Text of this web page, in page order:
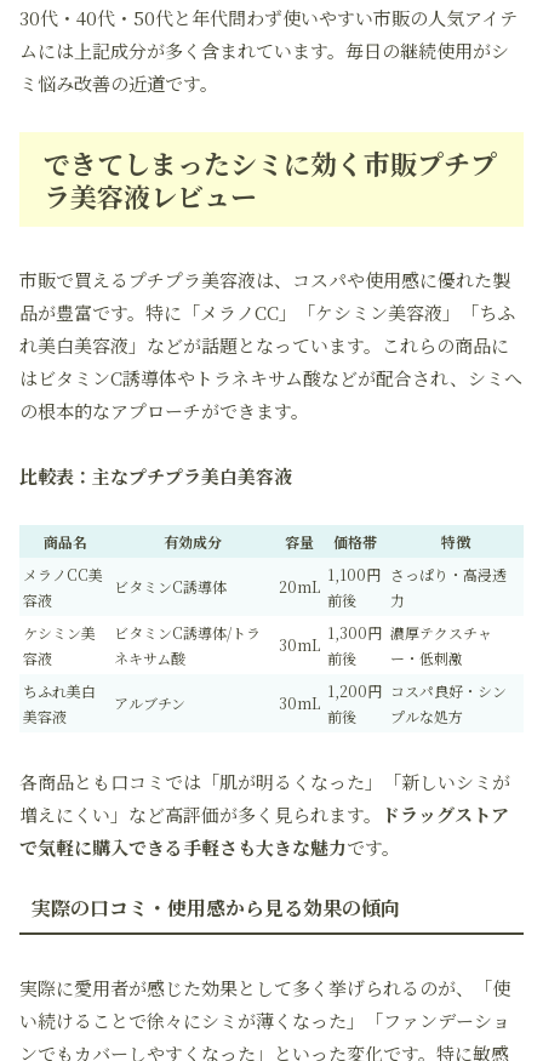
30代・40代・50代と年代問わず使いやすい市販の人気アイテ
ムには上記成分が多く含まれています。毎日の継続使用がシ
ミ悩み改善の近道です。
できてしまったシミに効く市販プチプ
ラ美容液レビュー
市販で買えるプチプラ美容液は、コスパや使用感に優れた製
品が豊富です。特に「メラノCC」「ケシミン美容液」「ちふ
れ美白美容液」などが話題となっています。これらの商品に
はビタミンC誘導体や トラネキサム酸などが配合され、シミへ
の根本的なアプローチができます。
比較表：主なプチプラ美白美容液
商品名 有効成分 容量 価格帯
特徴
メラノCC美
容液
ビタミンC誘導体 20mL
1,100円
前後
さっぱり・高浸透
力
ケシミン美
容液
ビタミンC誘導体/トラ
ネキサム酸
30mL
1,300円
前後
濃厚テクスチャ
ー・低刺激
ちふれ美白
美容液
アルブチン 30mL
1,200円
前後
コスパ良好・シン
プルな処方
各商品とも 口コミ では「肌が明るくなった」「新しいシミが
増えにくい」など高評価が多く見られます。
ドラッグストア
で気軽に購入できる手軽さも大きな魅力です。
実際の口コミ・使用感から見る効果の傾向
実際に愛用者が感じた効果として多く挙げられるのが、「使
い続けることで徐々にシミが薄くなった」「ファンデーショ
ンでもカバーしやすくなった」といった変化です。特に敏感